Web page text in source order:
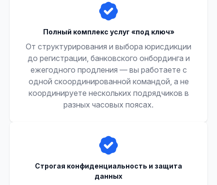
Полный комплекс услуг «под ключ»
От структурирования и выбора юрисдикции
до регистрации, банковского онбординга и
ежегодного продления — вы работаете с
одной скоординированной командой, а не
координируете нескольких подрядчиков в
разных часовых поясах.
Строгая конфиденциальность и защита
данных